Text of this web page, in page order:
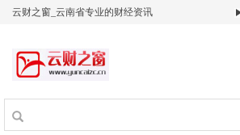
云财之窗_云南省专业的财经资讯